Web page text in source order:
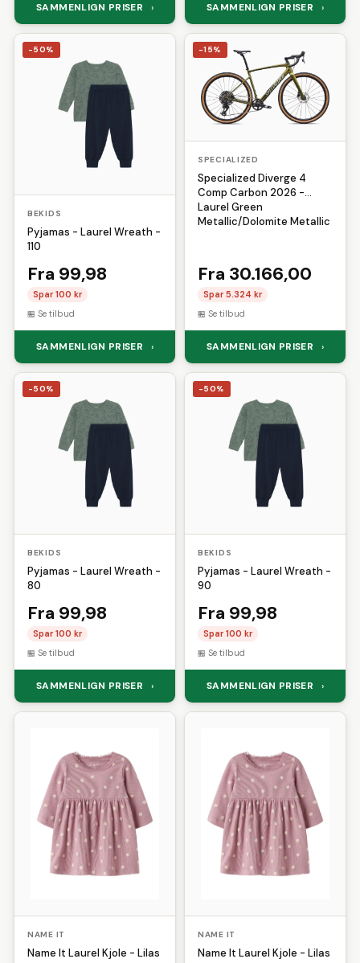
SAMMENLIGN PRISER › SAMMENLIGN PRISER ›
-50%
BEKIDS
Pyjamas - Laurel Wreath -
110
Fra 99,98
Spar 100 kr
Se tilbud
SAMMENLIGN PRISER ›
-15%
SPECIALIZED
Specialized Diverge 4
Comp Carbon 2026 -
Laurel Green
Metallic/Dolomite Metallic
Fra 30.166,00
Spar 5.324 kr
Se tilbud
SAMMENLIGN PRISER ›
-50%
BEKIDS
Pyjamas - Laurel Wreath -
80
Fra 99,98
Spar 100 kr
Se tilbud
SAMMENLIGN PRISER ›
-50%
BEKIDS
Pyjamas - Laurel Wreath -
90
Fra 99,98
Spar 100 kr
Se tilbud
SAMMENLIGN PRISER ›
NAME IT
Name It Laurel Kjole - Lilas
NAME IT
Name It Laurel Kjole - Lilas